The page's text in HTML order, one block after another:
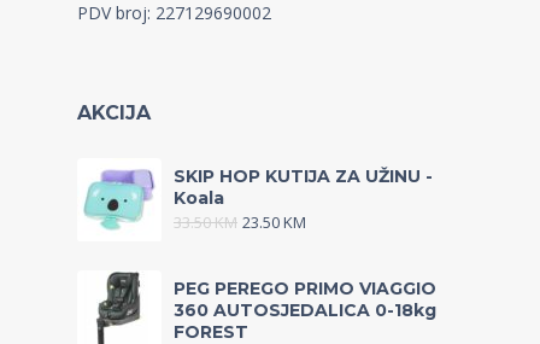
PDV broj: 227129690002
AKCIJA
SKIP HOP KUTIJA ZA UŽINU -
Koala
33.50KM 23.50KM
PEG PEREGO PRIMO VIAGGIO
360 AUTOSJEDALICA 0-18kg
FOREST